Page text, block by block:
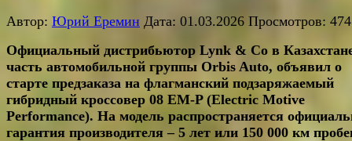
Автор: Юрий Еремин Дата: 01.03.2026 Просмотров: 474
Официальный дистрибьютор Lynk & Co в
часть автомобильной группы Orbis Auto, объявил о
старте предзаказа на флагманский подзаряжаемый
гибридный кроссовер 08 EM-P (Electric Motive
Performance). На модель распространяется
гарантия производителя – 5 лет или 150 000 км